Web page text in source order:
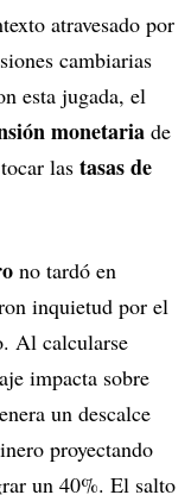
atravesado por
cambiarias
esta jugada, el
monetaria de
las tasas de
no tardó en
inquietud por el
Al calcularse
impacta sobre
un descalce
proyectando
un 40%. El salto